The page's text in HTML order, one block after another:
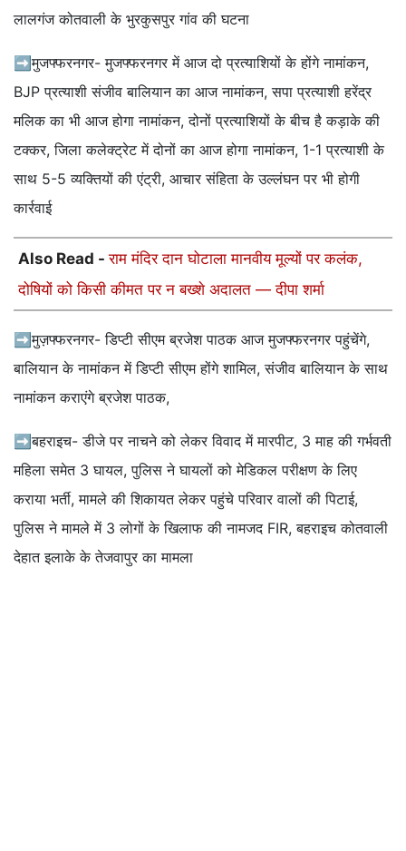
लालगंज कोतवाली के भुरकुसपुर गांव की घटना
➡मुजफ्फरनगर- मुजफ्फरनगर में आज दो प्रत्याशियों के होंगे नामांकन,
BJP प्रत्याशी संजीव बालियान का आज नामांकन, सपा प्रत्याशी हरेंद्र
मलिक का भी आज होगा नामांकन, दोनों प्रत्याशियों के बीच है कड़ाके की
टक्कर, जिला कलेक्ट्रेट में दोनों का आज होगा नामांकन, 1-1 प्रत्याशी के
साथ 5-5 व्यक्तियों की एंट्री, आचार संहिता के उल्लंघन पर भी होगी
कार्रवाई
Also Read -राम मंदिर दान घोटाला मानवीय मूल्यों पर कलंक,
दोषियों को किसी कीमत पर न बख्शे अदालत — दीपा शर्मा
➡मुज़फ्फरनगर- डिप्टी सीएम ब्रजेश पाठक आज मुजफ्फरनगर पहुंचेंगे,
बालियान के नामांकन में डिप्टी सीएम होंगे शामिल, संजीव बालियान के साथ
नामांकन कराएंगे ब्रजेश पाठक,
➡बहराइच- डीजे पर नाचने को लेकर विवाद में मारपीट, 3 माह की गर्भवती
महिला समेत 3 घायल, पुलिस ने घायलों को मेडिकल परीक्षण के लिए
कराया भर्ती, मामले की शिकायत लेकर पहुंचे परिवार वालों की पिटाई,
पुलिस ने मामले में 3 लोगों के खिलाफ की नामजद FIR, बहराइच कोतवाली
देहात इलाके के तेजवापुर का मामला